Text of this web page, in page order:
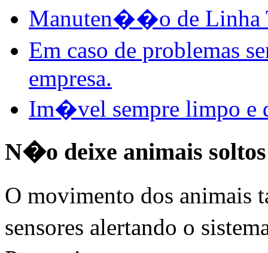
Manuten��o de Linha
Em caso de problemas
empresa.
Im�vel sempre limpo e
N�o deixe animais soltos
O movimento dos
sensores alertando o